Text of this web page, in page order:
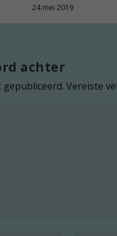
24 mei 2019
achter
gepubliceerd. Vereiste